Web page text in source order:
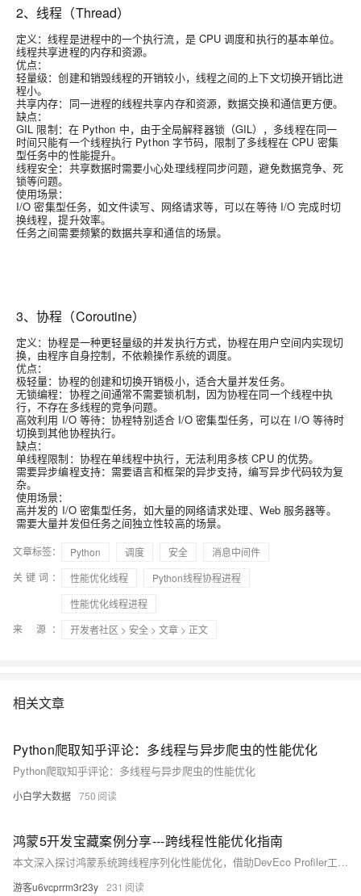
2、线程（Thread）
定义：线程是进程中的一个执行流，是 CPU 调度和执行的基本单位。
线程共享进程的内存和资源。
优点：
轻量级：创建和销毁线程的开销较小，线程之间的上下文切换开销比进
程小。
共享内存： 同一进程的线程共享内存和资源，数据交换和通信更方便。
缺点：
GIL 限制： 在 Python 中，由于全局解释器锁（GIL），多线程在同一
时间只能有一个线程执行 Python 字节码，限制了多线程在 CPU 密集
型任务中的性能提升。
线程安全： 共享数据时需要小心处理线程同步问题，避免数据竞争、死
锁等问题。
使用场景：
I/O 密集型任务，如文件读写、网络请求等，可以在等待 I/O 完成时切
换线程，提升效率。
任务之间需要频繁的数据共享和通信的场景。
3、协程（Coroutine）
定义：协程是一种更轻量级的并发执行方式，协程在用户空间内实现切
换，由程序自身控制，不依赖操作系统的调度。
优点：
极轻量：协程的创建和切换开销极小，适合大量并发任务。
无锁编程： 协程之间通常不需要锁机制，因为协程在同一个线程中执
行，不存在多线程的竞争问题。
高效利用 I/O 等待：协程特别适合 I/O 密集型任务，可以在 I/O 等待时
切换到其他协程执行。
缺点：
单线程限制： 协程在单线程中执行，无法利用多核 CPU 的优势。
需要异步编程支持： 需要语言和框架的异步支持，编写异步代码较为复
杂。
使用场景：
高并发的 I/O 密集型任务，如大量的网络请求处理、Web 服务器等。
需要大量并发但任务之间独立性较高的场景。
文章标签： Python 调度 安全
消息中间件
关键词：
性能优化线程
Python线程协程进程
性能优化线程进程
来 源：
开发者社区 > 安全 > 文章 > 正文
相关文章
Python爬取知乎评论：多线程与异步爬虫的性能优化
Python爬取知乎评论：多线程与异步爬虫的性能优化
小白学大数据 750
鸿蒙5开发宝藏案例分享---跨线程性能优化指南
本文深入探讨鸿蒙系统跨线程序列化性能优化，借助DevEco Profiler工具定位序列化瓶颈。通过Sendable接口改造、数据瘦身等方法，将5万本书对象的序列化耗时从260ms+降至&lt;8ms，甚至&lt;1ms。总结避坑经验，建议常态化使用Profiler检测，避免传递大对象，提升多线程开发效率。
游客u6vcprrm3r23y 231